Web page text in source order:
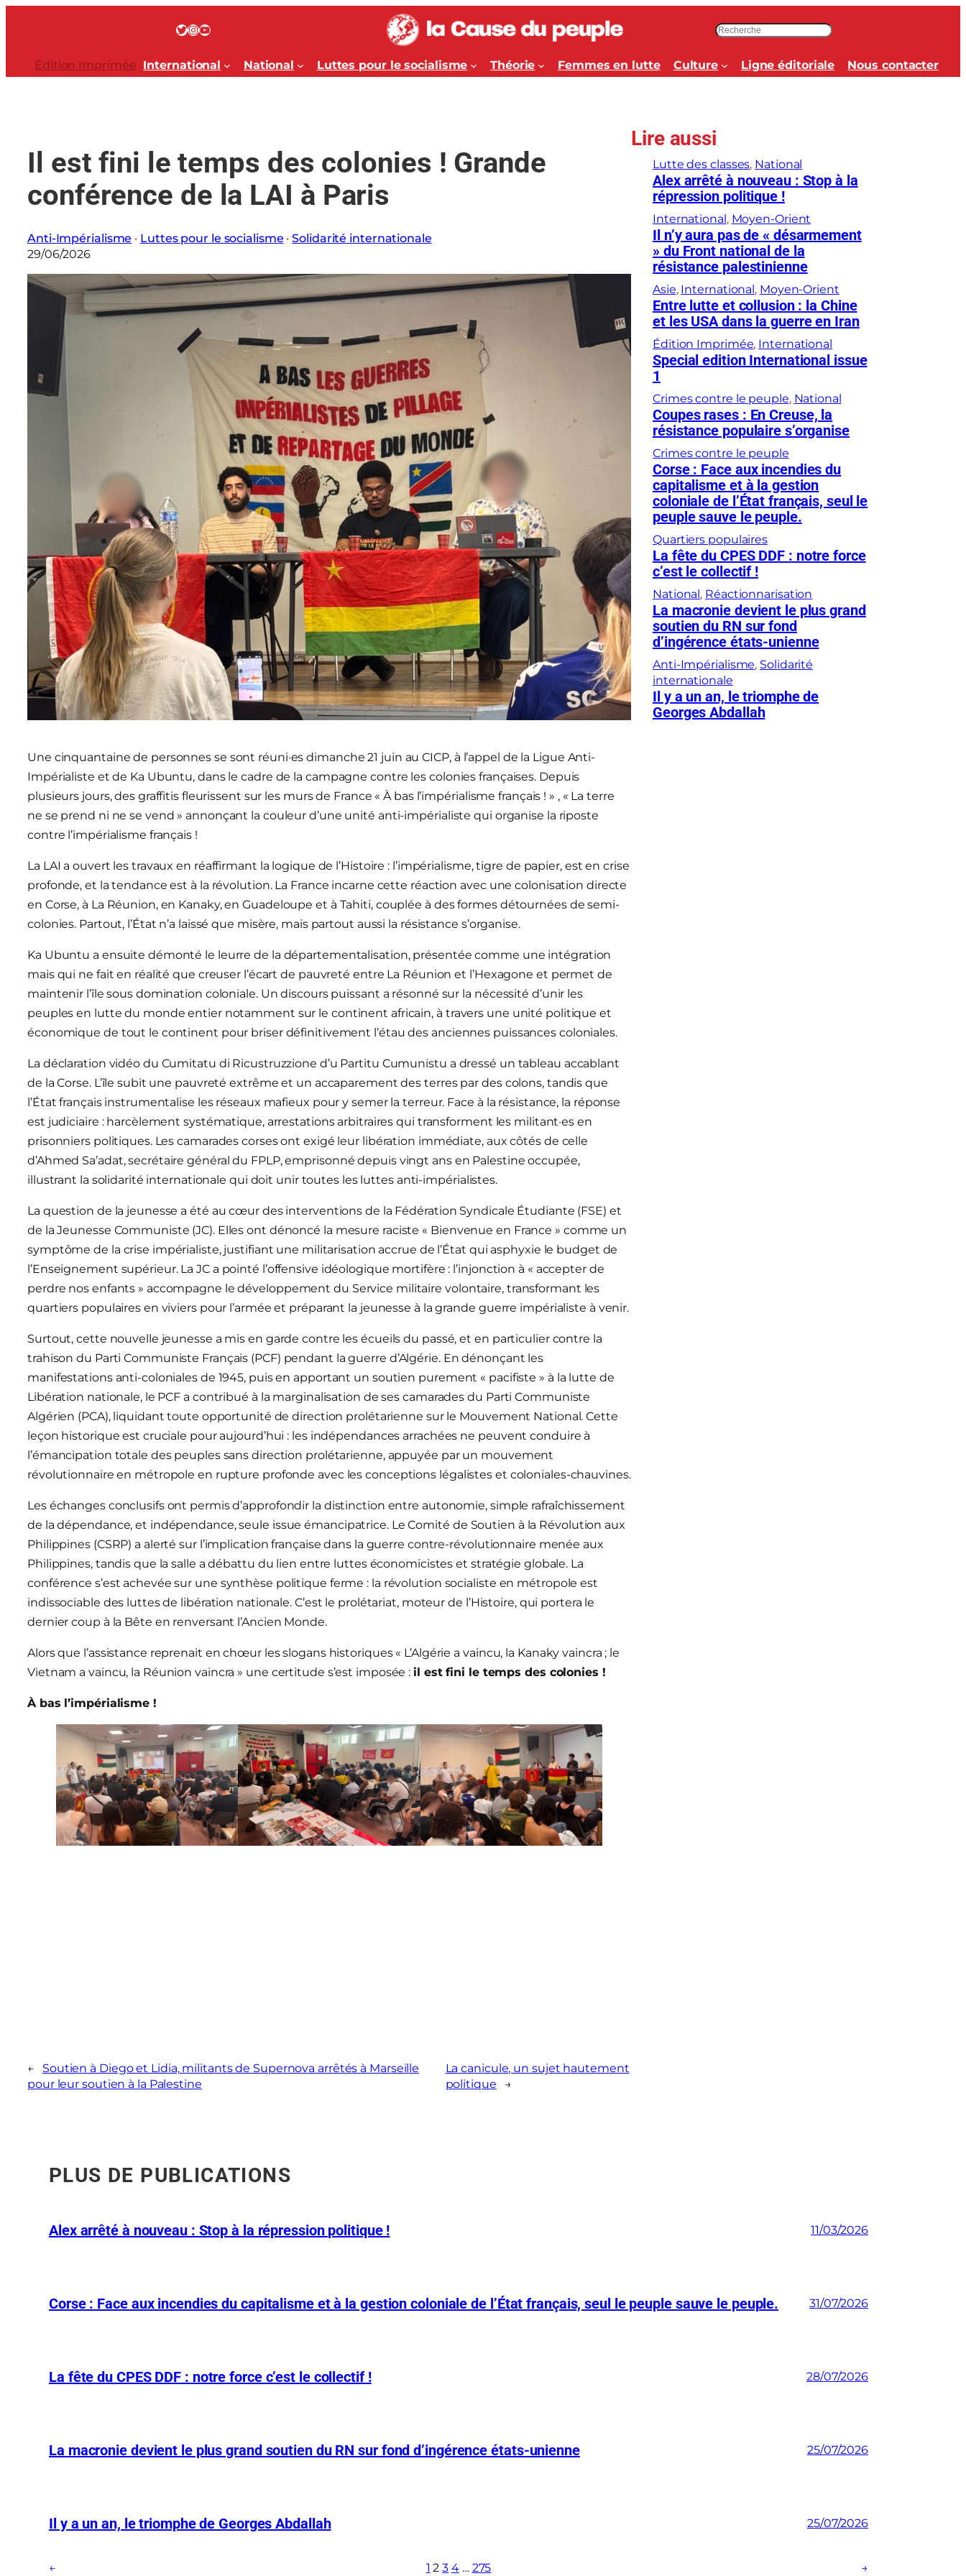
Twitter InstagramYouTube
c
h
h
r
Édition Imprimée International National Luttes pour le socialisme Théorie Femmes en lutte Culture Ligne éditoriale Nous contacter
Il est fini le temps des colonies ! Grande
conférence de la LAI à Paris
Anti-Impérialisme · Luttes pour le socialisme · Solidarité internationale
29/06/2026
Une cinquantaine de personnes se sont réuni·es dimanche 21 juin au CICP, à l’appel de la Ligue Anti-
Impérialiste et de Ka Ubuntu, dans le cadre de la campagne contre les colonies françaises. Depuis
plusieurs jours, des graffitis fleurissent sur les murs de France « À bas l’impérialisme français ! » , « La terre
ne se prend ni ne se vend » annonçant la couleur d’une unité anti-impérialiste qui organise la riposte
contre l’impérialisme français !
La LAI a ouvert les travaux en réaffirmant la logique de l’Histoire : l’impérialisme, tigre de papier, est en crise
profonde, et la tendance est à la révolution. La France incarne cette réaction avec une colonisation directe
en Corse, à La Réunion, en Kanaky, en Guadeloupe et à Tahiti, couplée à des formes détournées de semi-
colonies. Partout, l’État n’a laissé que misère, mais partout aussi la résistance s’organise.
Ka Ubuntu a ensuite démonté le leurre de la départementalisation, présentée comme une intégration
mais qui ne fait en réalité que creuser l’écart de pauvreté entre La Réunion et l’Hexagone et permet de
maintenir l’île sous domination coloniale. Un discours puissant a résonné sur la nécessité d’unir les
peuples en lutte du monde entier notamment sur le continent africain, à travers une unité politique et
économique de tout le continent pour briser définitivement l’étau des anciennes puissances coloniales.
La déclaration vidéo du Cumitatu di Ricustruzzione d’u Partitu Cumunistu a dressé un tableau accablant
de la Corse. L’île subit une pauvreté extrême et un accaparement des terres par des colons, tandis que
l’État français instrumentalise les réseaux mafieux pour y semer la terreur. Face à la résistance, la réponse
est judiciaire : harcèlement systématique, arrestations arbitraires qui transforment les militant·es en
prisonniers politiques. Les camarades corses ont exigé leur libération immédiate, aux côtés de celle
d’Ahmed Sa’adat, secrétaire général du FPLP, emprisonné depuis vingt ans en Palestine occupée,
illustrant la solidarité internationale qui doit unir toutes les luttes anti-impérialistes.
La question de la jeunesse a été au cœur des interventions de la Fédération Syndicale Étudiante (FSE) et
de la Jeunesse Communiste (JC). Elles ont dénoncé la mesure raciste « Bienvenue en France » comme un
symptôme de la crise impérialiste, justifiant une militarisation accrue de l’État qui asphyxie le budget de
l’Enseignement supérieur. La JC a pointé l’offensive idéologique mortifère : l’injonction à « accepter de
perdre nos enfants » accompagne le développement du Service militaire volontaire, transformant les
quartiers populaires en viviers pour l’armée et préparant la jeunesse à la grande guerre impérialiste à venir.
Surtout, cette nouvelle jeunesse a mis en garde contre les écueils du passé, et en particulier contre la
trahison du Parti Communiste Français (PCF) pendant la guerre d’Algérie. En dénonçant les
manifestations anti-coloniales de 1945, puis en apportant un soutien purement « pacifiste » à la lutte de
Libération nationale, le PCF a contribué à la marginalisation de ses camarades du Parti Communiste
Algérien (PCA), liquidant toute opportunité de direction prolétarienne sur le Mouvement National. Cette
leçon historique est cruciale pour aujourd’hui : les indépendances arrachées ne peuvent conduire à
l’émancipation totale des peuples sans direction prolétarienne, appuyée par un mouvement
révolutionnaire en métropole en rupture profonde avec les conceptions légalistes et coloniales-chauvines.
Les échanges conclusifs ont permis d’approfondir la distinction entre autonomie, simple rafraîchissement
de la dépendance, et indépendance, seule issue émancipatrice. Le Comité de Soutien à la Révolution aux
Philippines (CSRP) a alerté sur l’implication française dans la guerre contre-révolutionnaire menée aux
Philippines, tandis que la salle a débattu du lien entre luttes économicistes et stratégie globale. La
conférence s’est achevée sur une synthèse politique ferme : la révolution socialiste en métropole est
indissociable des luttes de libération nationale. C’est le prolétariat, moteur de l’Histoire, qui portera le
dernier coup à la Bête en renversant l’Ancien Monde.
Alors que l’assistance reprenait en chœur les slogans historiques « L’Algérie a vaincu, la Kanaky vaincra ; le
Vietnam a vaincu, la Réunion vaincra » une certitude s’est imposée : il est fini le temps des colonies !
À bas l’impérialisme !
←
Soutien à Diego et Lidia, militants de Supernova arrêtés à Marseille
pour leur soutien à la Palestine
La canicule, un sujet hautement
politique
→
Lire aussi
Lutte des classes, National
Alex arrêté à nouveau : Stop à la
répression politique !
International, Moyen-Orient
Il n’y aura pas de « désarmement
» du Front national de la
résistance palestinienne
Asie, International, Moyen-Orient
Entre lutte et collusion : la Chine
et les USA dans la guerre en Iran
Édition Imprimée, International
Special edition International issue
1
Crimes contre le peuple, National
Coupes rases : En Creuse, la
résistance populaire s’organise
Crimes contre le peuple
Corse : Face aux incendies du
capitalisme et à la gestion
coloniale de l’État français, seul le
peuple sauve le peuple.
Quartiers populaires
La fête du CPES DDF : notre force
c’est le collectif !
National, Réactionnarisation
La macronie devient le plus grand
soutien du RN sur fond
d’ingérence états-unienne
Anti-Impérialisme, Solidarité
internationale
Il y a un an, le triomphe de
Georges Abdallah
PLUS DE PUBLICATIONS
Alex arrêté à nouveau : Stop à la répression politique ! 11/03/2026
Corse : Face aux incendies du capitalisme et à la gestion coloniale de l’État français, seul le peuple sauve le peuple. 31/07/2026
La fête du CPES DDF : notre force c’est le collectif ! 28/07/2026
La macronie devient le plus grand soutien du RN sur fond d’ingérence états-unienne 25/07/2026
Il y a un an, le triomphe de Georges Abdallah 25/07/2026
← 1 2 3 4 … 275 →